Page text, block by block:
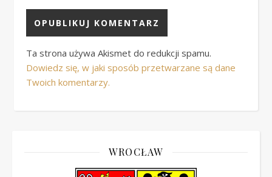
Ta strona używa Akismet do redukcji spamu.
Dowiedz się, w jaki sposób przetwarzane są dane
Twoich komentarzy.
WROCŁAW